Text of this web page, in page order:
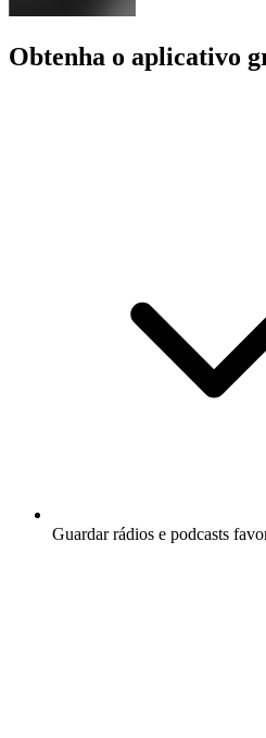
Obtenha o aplicativo
Guardar rádios e podcasts